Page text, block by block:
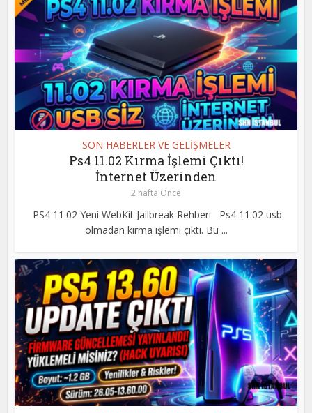
SON HABERLER VE GELİŞMELER
Ps4 11.02 Kırma İşlemi Çıktı!
İnternet Üzerinden
2 hafta Önce
PS4 11.02 Yeni WebKit Jailbreak Rehberi Ps4 11.02 usb
olmadan kırma işlemi çıktı. Bu ...